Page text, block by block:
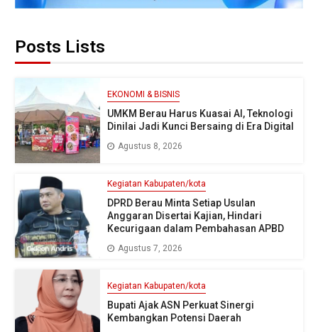
Posts Lists
EKONOMI & BISNIS
UMKM Berau Harus Kuasai AI, Teknologi
Dinilai Jadi Kunci Bersaing di Era Digital
Agustus 8, 2026
Kegiatan Kabupaten/kota
DPRD Berau Minta Setiap Usulan
Anggaran Disertai Kajian, Hindari
Kecurigaan dalam Pembahasan APBD
Agustus 7, 2026
Kegiatan Kabupaten/kota
Bupati Ajak ASN Perkuat Sinergi
Kembangkan Potensi Daerah